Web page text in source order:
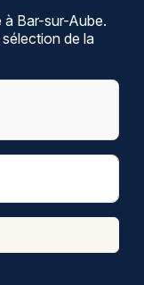
Bar-sur-Aube.
de la